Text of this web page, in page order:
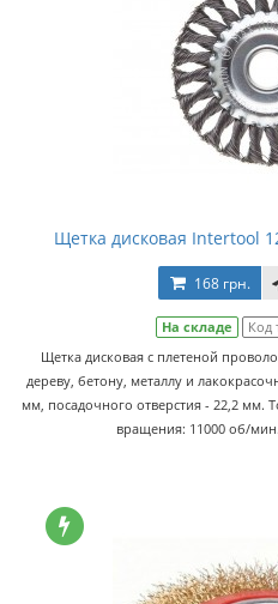
Щетка дисковая Intertool
168 грн.
На складе Код
Щетка дисковая с плетеной
дереву, бетону, металлу и
мм, посадочного отверстия - 22,2 мм.
вращения: 11000 об/